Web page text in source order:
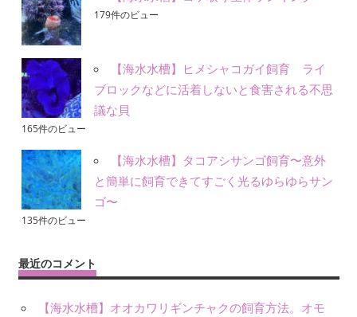
179件のビュー
【海水水槽】ヒメシャコガイ飼育 ライ
ブロックなどに活着しないと食害される不思
議な貝
165件のビュー
【海水水槽】タコアシサンゴ飼育〜意外
と簡単に飼育できてすごく光るゆらゆらサン
ゴ〜
135件のビュー
最近のコメント
【海水水槽】オオカワリギンチャクの飼育方法。オモ